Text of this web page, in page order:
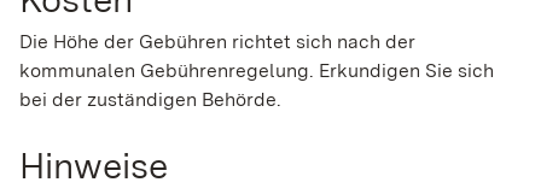
Die Höhe der Gebühren richtet sich nach der
kommunalen Gebührenregelung. Erkundigen Sie sich
bei der zuständigen Behörde.
Hinweise